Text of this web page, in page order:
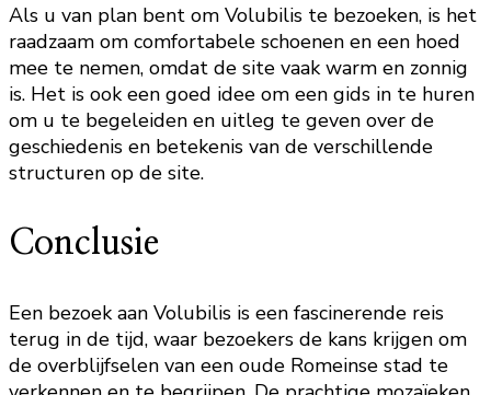
Als u van plan bent om Volubilis te bezoeken, is het
raadzaam om comfortabele schoenen en een hoed
mee te nemen, omdat de site vaak warm en zonnig
is. Het is ook een goed idee om een gids in te huren
om u te begeleiden en uitleg te geven over de
geschiedenis en betekenis van de verschillende
structuren op de site.
Conclusie
Een bezoek aan Volubilis is een fascinerende reis
terug in de tijd, waar bezoekers de kans krijgen om
de overblijfselen van een oude Romeinse stad te